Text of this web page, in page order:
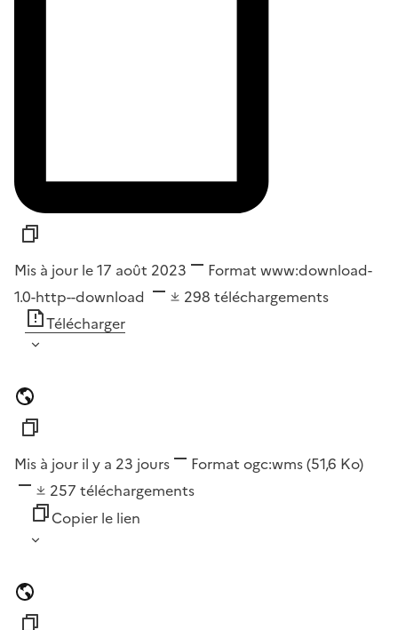
Mis à jour le 17 août 2023 Format www:download-
1.0-http--download
298 téléchargements
Télécharger
Mis à jour il y a 23 jours Format ogc:wms(51,6 Ko)
257 téléchargements
Copier le lien